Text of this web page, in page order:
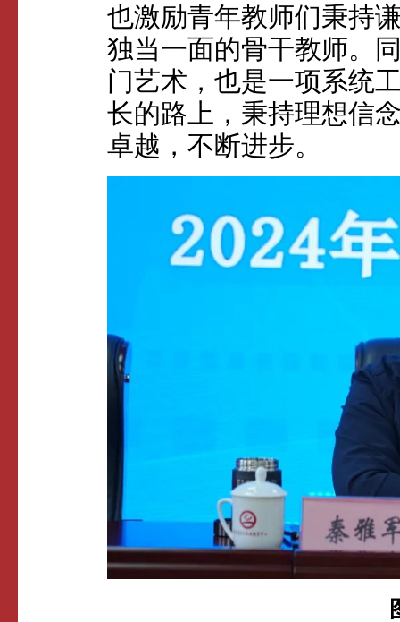
也激励青年教师们秉持
独当一面的骨干教师。
门艺术，也是一项系统
长的路上，秉持理想信
卓越，不断进步。